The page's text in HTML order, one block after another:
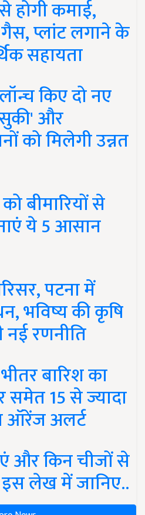
होगी कमाई,
प्लांट लगाने के
सहायता
किए दो नए
और
को मिलेगी उन्नत
बीमारियों से
ये 5 आसान
पटना में
भविष्य की कृषि
रणनीति
बारिश का
समेत 15 से ज्यादा
ऑरेंज अलर्ट
और किन चीजों से
लेख में जानिए..